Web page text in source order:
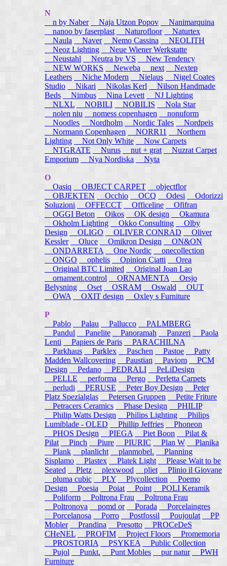
N
n by Naber
Naja Utzon Popov
Nanimarquina
nanoo by faserplast
Naturofloor
Naturtex
Naula
Naver Nemo Cassina
NEOLITH
Neoz Lighting
Neue Wiener Werkstatte
Neustahl
Neutra by VS
New Tendency
NEW WORKS
Neweba next
Nextep
Leathers
Niche Modern Nielaus
Nigel Coates
Studio
Nikari Nikolas Kerl
Nilson Handmade
Beds
Nimbus Nina Levett
NJ Lighting
NLXL
NOBILI NOBILIS
Nola Star
nolen niu
nomess copenhagen
nonuform
Noodles
Nordholm Nordic Tales
Nordpeis
Normann Copenhagen
NORR11
Northern
Lighting
Not Only White
Now Carpets
NTGRATE
Nurus nut + grat
Nuzrat Carpet
Emporium
Nya Nordiska Nyta
O
Oasiq
OBJECT CARPET
objectflor
OBJEKTEN
Occhio OCQ Odesi
Odorizzi
Soluzioni
OFFECCT Officeline
Ofifran
OGGI Beton
Oikos OK design
Okamura
Okholm Lighting
Okko Consulting
Olby
Design
OLIGO OLIVER CONRAD
Oliver
Kessler
Oluce Omikron Design
ON&ON
ONDARRETA
One Nordic
onecollection
ONGO
ophelis Opinion Ciatti
Orea
Original BTC Limited
Original Joan Lao
ornament.control
ORNAMENTA
Orsjo
Belysning
Oset OSRAM Oswald
OUT
OWA
OXIT design Oxley s Furniture
P
Pablo
Palau Pallucco
PALMBERG
Pandul
Panelite Panoramah Panzeri
Paola
Lenti
Papiers de Paris
PARACHILNA
Parkhaus
Parklex Paschen Pastoe
Patty
Madden Wallcovering
Paustian Paviom
PCM
Design
Pedano PEDRALI
PeLiDesign
PELLE
performa Pergo
Perletta Carpets
perludi
PERUSE Peter Boy Design
Peter
Platz Spezialglas
Petersen Gruppen
Petite Friture
Petracers Ceramics
Phase Design
PHILIP
Philip Watts Design
Philips Lighting
Philips
Lumiblade - OLED
Phillip Jeffries
Phoneon
PHOS Design
PIEGA Piet Boon
Pilat &
Pilat
Pinch Piure PIURIC Plan W
Planika
Plank
planlicht planmobel. Planning
Sisplamo
Plastex Platek Light
Please Wait to be
Seated
Pletz plexwood pliet
Plinio il Giovane
pluma cubic
PLY Plycollection
Poemo
Design
Poesia Poiat Point
POLI Keramik
Poliform
Poltrona Frau
Poltrona Frau
Poltronova
pomd or Porada
Porcelaingres
Porcelanosa
Porro Postfossil Poujoulat
PP
Mobler
Prandina Presotto
PROCeDeS
CHeNEL
PROFIM Project Floors
Promemoria
PROSTORIA
PSYKEA
Public Collection
Pujol
Punkt. Punt Mobles pur natur
PWH
Furniture